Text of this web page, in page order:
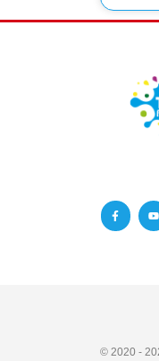
© 2020 -